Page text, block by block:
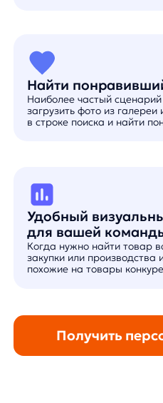
2. Установка JS-
кодана ваш сайт
без привлечения IT-
3. Возможна интеграция
или в мобильное
4.Пользователь вашего
загружать фото из
новую фотографиюпрямо